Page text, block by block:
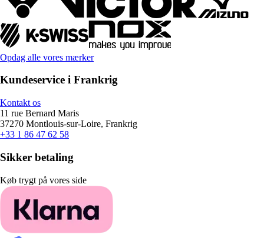
Opdag alle vores mærker
Kundeservice i Frankrig
Kontakt os
11 rue Bernard Maris
37270 Montlouis-sur-Loire, Frankrig
+33 1 86 47 62 58
Sikker betaling
Køb trygt på vores side